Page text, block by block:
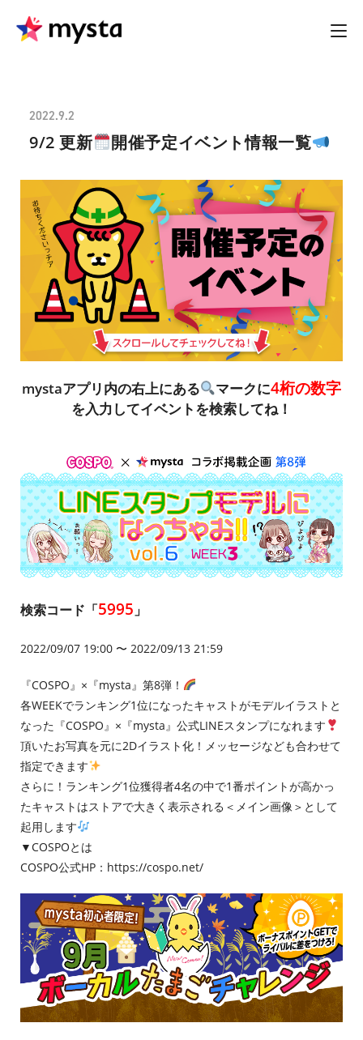
2022.9.2
9/2 更新 開催予定イベント情報一覧
mystaアプリ内の右上にある マークに4桁の数字
を入力してイベントを検索してね！
検索コード「5995 」
2022/09/07 19:00 〜 2022/09/13 21:59
『COSPO』×『mysta』第8弾！
各WEEKでランキング1位になったキャストがモデルイラストと
なった『COSPO』×『mysta』公式LINEスタンプになれます
頂いたお写真を元に2Dイラスト化！メッセージなども合わせて
指定できます
さらに！ランキング1位獲得者4名の中で1番ポイントが高かっ
たキャストはストアで大きく表示される＜メイン画像＞として
起用します
▼COSPOとは
COSPO公式HP： https://cospo.net/